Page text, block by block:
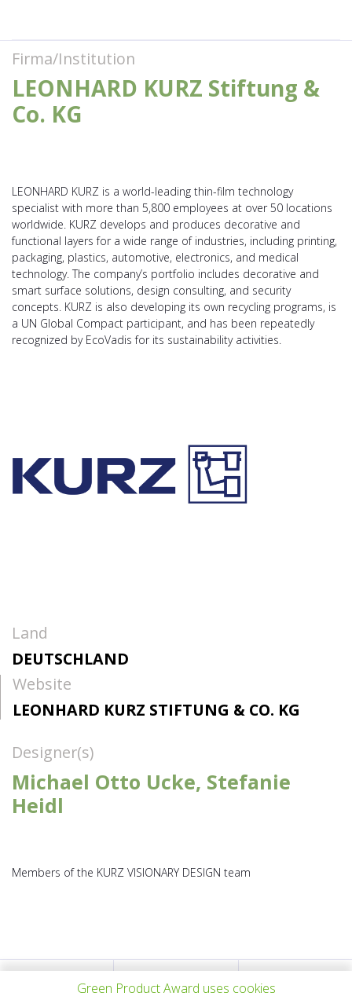
Firma/Institution
LEONHARD KURZ Stiftung &
Co. KG
LEONHARD KURZ is a world-leading thin-film technology
specialist with more than 5,800 employees at over 50 locations
worldwide. KURZ develops and produces decorative and
functional layers for a wide range of industries, including printing,
packaging, plastics, automotive, electronics, and medical
technology. The company’s portfolio includes decorative and
smart surface solutions, design consulting, and security
concepts. KURZ is also developing its own recycling programs, is
a UN Global Compact participant, and has been repeatedly
recognized by EcoVadis for its sustainability activities.
Land
DEUTSCHLAND
Website
LEONHARD KURZ STIFTUNG & CO. KG
Designer(s)
Michael Otto Ucke, Stefanie
Heidl
Members of the KURZ VISIONARY DESIGN team
VORHERIGES ALLE PROJEKTE
Green Product Award uses cookies